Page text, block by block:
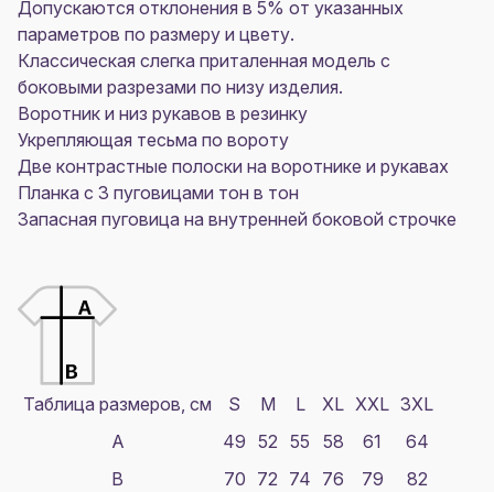
Допускаются отклонения в 5% от указанных
параметров по размеру и цвету.
Классическая слегка приталенная модель с
боковыми разрезами по низу изделия.
Воротник и низ рукавов в резинку
Укрепляющая тесьма по вороту
Две контрастные полоски на воротнике и рукавах
Планка с 3 пуговицами тон в тон
Запасная пуговица на внутренней боковой строчке
Таблица размеров, см S M L XL XXL 3XL
A
49 52 55 58 61
64
B
70 72 74 76 79
82